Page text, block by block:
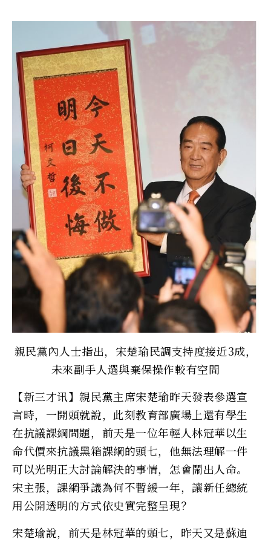
親民黨內人士指出，宋楚瑜民調支持度接近3成，
未來副手人選與棄保操作較有空間
【新三才讯】親民黨主席宋楚瑜昨天發表參選宣
言時，一開頭就說，此刻教育部廣場上還有學生
在抗議課綱問題，前天是一位年輕人林冠華以生
命代價來抗議黑箱課綱的頭七，他無法理解一件
可以光明正大討論解決的事情，怎會鬧出人命。
宋主張，課綱爭議為何不暫緩一年，讓新任總統
用公開透明的方式依史實完整呈現？
宋楚瑜說，前天是林冠華的頭七，昨天又是蘇迪